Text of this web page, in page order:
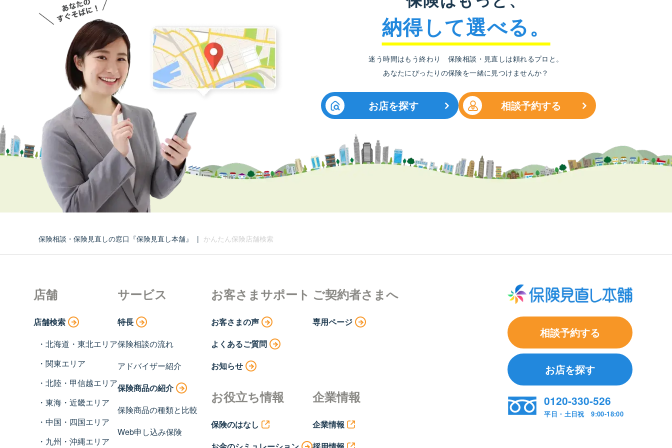
納得して選べる。
迷う時間はもう終わり 保険相談・見直しは頼れるプロと。
あなたにぴったりの保険を一緒に見つけませんか？
お店を探す 相談予約する
保険相談・保険見直しの窓口『保険見直し本舗』 | かんたん保険店舗検索
相談予約する
お店を探す
0120-330-526
平日・土日祝 9:00-18:00
店舗
店舗検索
北海道・東北エリア
関東エリア
北陸・甲信越エリア
東海・近畿エリア
中国・四国エリア
九州・沖縄エリア
サービス
特長
保険相談の流れ
アドバイザー紹介
保険商品の紹介
保険商品の種類と比較
Web申し込み保険
お客さまサポート
お客さまの声
よくあるご質問
お知らせ
お役立ち情報
保険のはなし
ご契約者さまへ
専用ページ
企業情報
企業情報